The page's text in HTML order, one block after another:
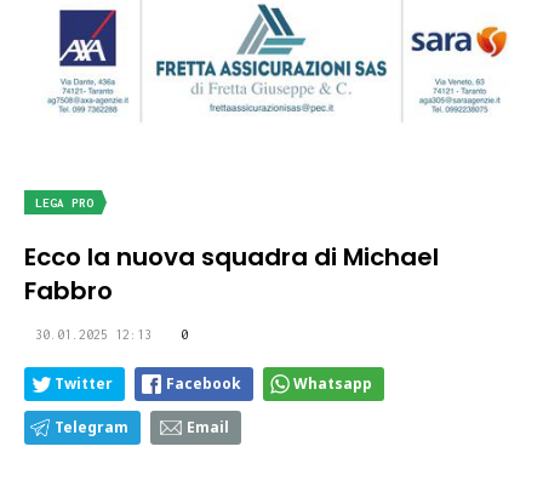
LEGA PRO
Ecco la nuova squadra di Michael
Fabbro
30.01.2025 12:13 0
Twitter Facebook Whatsapp
Telegram Email